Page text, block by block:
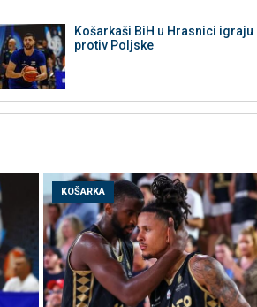
Košarkaši BiH u Hrasnici igraju
protiv Poljske
KOŠARKA